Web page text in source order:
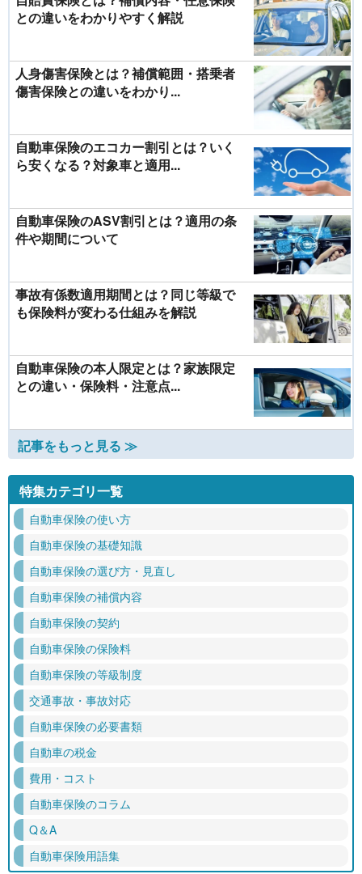
との違いをわかりやすく解説
人身傷害保険とは？補償範囲・搭乗者
傷害保険との違いをわかり...
自動車保険のエコカー割引とは？いく
ら安くなる？対象車と適用...
自動車保険のASV割引とは？適用の条
件や期間について
事故有係数適用期間とは？同じ等級で
も保険料が変わる仕組みを解説
自動車保険の本人限定とは？家族限定
との違い・保険料・注意点...
記事をもっと見る ≫
特集カテゴリ一覧
自動車保険の使い方
自動車保険の基礎知識
自動車保険の選び方・見直し
自動車保険の補償内容
自動車保険の契約
自動車保険の保険料
自動車保険の等級制度
交通事故・事故対応
自動車保険の必要書類
自動車の税金
費用・コスト
自動車保険のコラム
Q＆A
自動車保険用語集